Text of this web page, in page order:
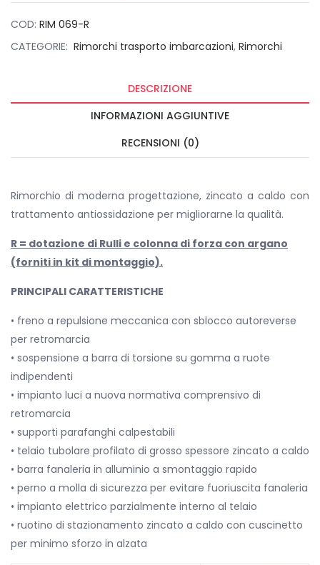
COD: RIM 069-R
CATEGORIE: Rimorchi trasporto imbarcazioni, Rimorchi
DESCRIZIONE
INFORMAZIONI AGGIUNTIVE
RECENSIONI (0)
Rimorchio di moderna progettazione, zincato a caldo con
trattamento antiossidazione per migliorarne la qualità.
R = dotazione di Rulli e colonna di forza con argano
(forniti in kit di montaggio).
PRINCIPALI CARATTERISTICHE
• freno a repulsione meccanica con sblocco autoreverse
per retromarcia
• sospensione a barra di torsione su gomma a ruote
indipendenti
• impianto luci a nuova normativa comprensivo di
retromarcia
• supporti parafanghi calpestabili
• telaio tubolare profilato di grosso spessore zincato a caldo
• barra fanaleria in alluminio a smontaggio rapido
• perno a molla di sicurezza per evitare fuoriuscita fanaleria
• impianto elettrico parzialmente interno al telaio
• ruotino di stazionamento zincato a caldo con cuscinetto
per minimo sforzo in alzata